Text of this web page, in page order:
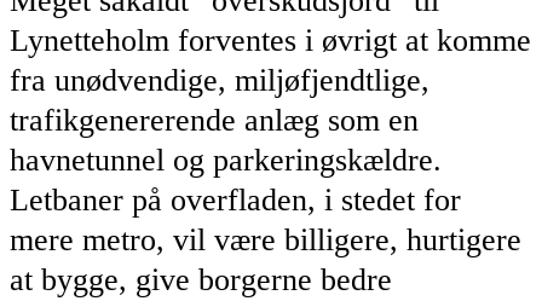
Lynetteholm forventes i øvrigt at komme
fra unødvendige, miljøfjendtlige,
trafikgenererende anlæg som en
havnetunnel og parkeringskældre.
Letbaner på overfladen, i stedet for
mere metro, vil være billigere, hurtigere
at bygge, give borgerne bedre